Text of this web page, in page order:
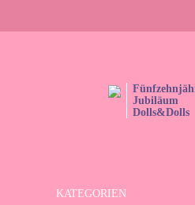
Jubiläum
Dolls&Dolls
KATEGORIEN